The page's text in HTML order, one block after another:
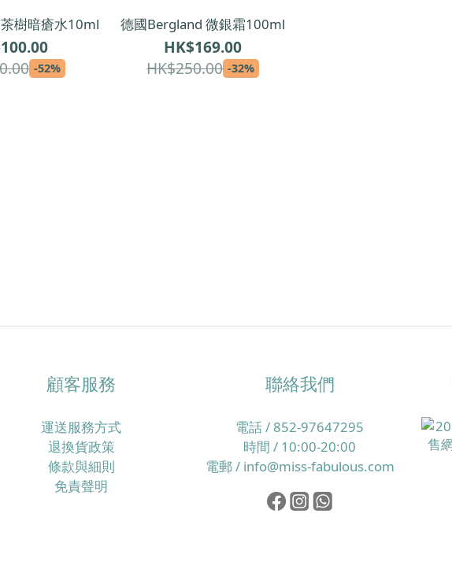
樹暗瘡水10ml
-52%
德國Bergland 微銀霜100ml
HK$169.00
HK$250.00 -32%
顧客服務
運送服務方式
退換貨政策
條款與細則
免責聲明
聯絡我們
電話 / 852-97647295
時間 / 10:00-20:00
電郵 / info@miss-fabulous.com